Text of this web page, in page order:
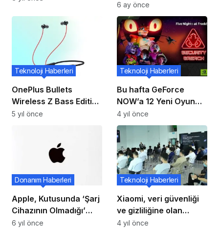
aldı
kapatılacak mı?
6 ay önce
OnePlus Bullets
Wireless Z Bass Edition
Artık Siyah Renkte
Teknoloji Haberleri
5 yıl önce
Bu hafta GeForce
NOW’a 12 Yeni Oyun
Ekleniyor
Teknoloji Haberleri
4 yıl önce
Apple, Kutusunda ‘Şarj
Cihazının Olmadığı’
Apple Watch 6 Series’i
Donanım Haberleri
6 yıl önce
Xiaomi, veri güvenliği
ve gizliliğine olan
bağlılığını yeniden
Teknoloji Haberleri
4 yıl önce